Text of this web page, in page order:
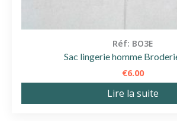
Réf: BO3E
Sac lingerie homme
€6.00
Lire la suite